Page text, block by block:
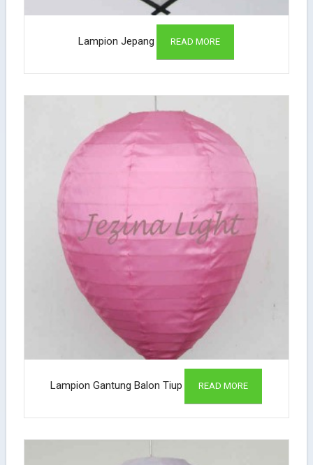
Lampion Jepang READ MORE
Lampion Gantung Balon Tiup READ MORE